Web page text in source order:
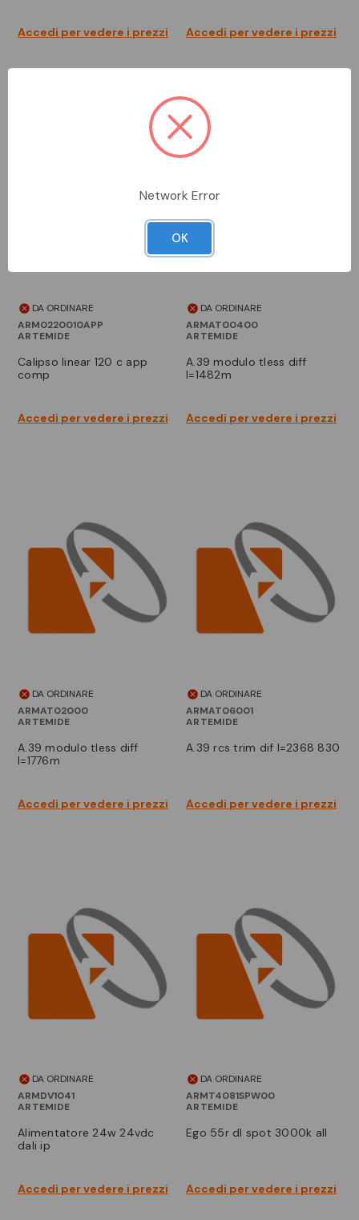
Accedi per vedere i prezzi Accedi per vedere i prezzi
DA ORDINARE
ARM0220010APP
ARTEMIDE
calipso linear 120 c app
comp
Accedi per vedere i prezzi
DA ORDINARE
ARMAT00400
ARTEMIDE
a.39 modulo tless diff
l=1482m
Accedi per vedere i prezzi
DA ORDINARE
ARMAT02000
ARTEMIDE
a.39 modulo tless diff
l=1776m
Accedi per vedere i prezzi
DA ORDINARE
ARMAT06001
ARTEMIDE
a.39 rcs trim dif l=2368 830
Accedi per vedere i prezzi
DA ORDINARE
ARMDV1041
ARTEMIDE
alimentatore 24w 24vdc
dali ip
Accedi per vedere i prezzi
DA ORDINARE
ARMT4081SPW00
ARTEMIDE
ego 55r dl spot 3000k all
Accedi per vedere i prezzi
Network Error
OK